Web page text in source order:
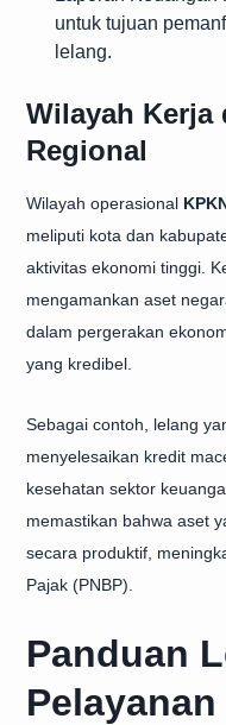
untuk tujuan
lelang.
Wilayah
Regional
Wilayah operasional
meliputi kota dan
aktivitas ekonomi tinggi.
mengamankan aset
dalam pergerakan
yang kredibel.
Sebagai contoh, lelang
menyelesaikan kredit
kesehatan sektor
memastikan bahwa aset
secara produktif,
Pajak (PNBP).
Panduan